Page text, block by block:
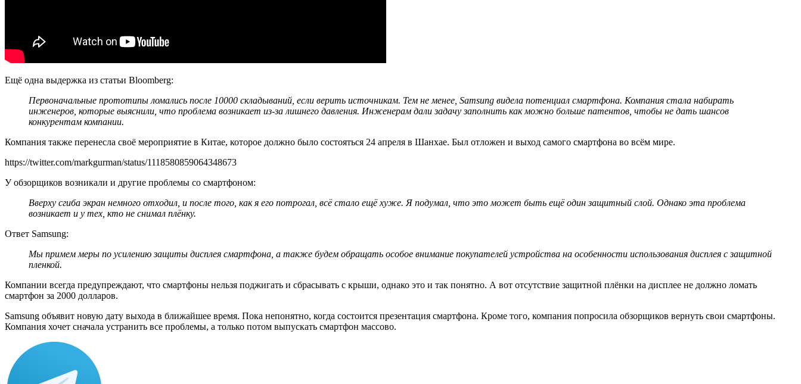
Ещё одна выдержка из статьи Bloomberg:
Первоначальные прототипы ломались после 10000 складываний, если верить источникам. Тем не менее, Samsung видела потенциал смартфона. Компания стала набирать
инженеров, которые выяснили, что проблема возникает из-за лишнего давления. Инженерам дали задачу заполнить как можно больше патентов, чтобы не дать шансов
конкурентам компании.
Компания также перенесла своё мероприятие в Китае, которое должно было состояться 24 апреля в Шанхае. Был отложен и выход самого смартфона во всём мире.
https://twitter.com/markgurman/status/1118580859064348673
У обзорщиков возникали и другие проблемы со смартфоном:
Вверху сгиба экран немного отходил, и после того, как я его потрогал, всё стало ещё хуже. Я подумал, что это может быть ещё один защитный слой. Однако эта проблема
возникает и у тех, кто не снимал плёнку.
Ответ Samsung:
Мы примем меры по усилению защиты дисплея смартфона, а также будем обращать особое внимание покупателей устройства на особенности использования дисплея с защитной
пленкой.
Компании всегда предупреждают, что смартфоны нельзя поджигать и сбрасывать с крыши, однако это и так понятно. А вот отсутствие защитной плёнки на дисплее не должно ломать
смартфон за 2000 долларов.
Samsung объявит новую дату выхода в ближайшее время. Пока непонятно, когда состоится презентация смартфона. Кроме того, компания попросила обзорщиков вернуть свои смартфоны.
Компания хочет сначала устранить все проблемы, а только потом выпускать смартфон массово.